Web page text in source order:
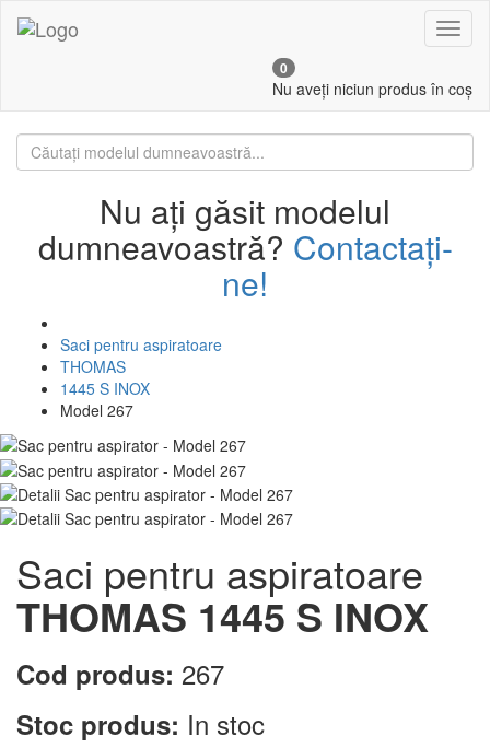
0
Nu aveți niciun produs în coș
Nu ați găsit modelul
dumneavoastră? Contactați-
ne!
Saci pentru aspiratoare
THOMAS
1445 S INOX
Model 267
Saci pentru aspiratoare
THOMAS 1445 S INOX
Cod produs: 267
Stoc produs: In stoc